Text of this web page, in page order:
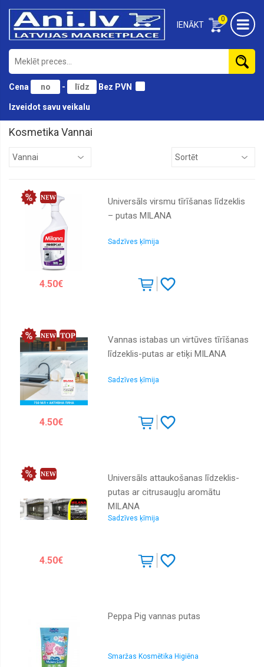
0
IENĀKT
Cena - Bez PVN
Izveidot savu veikalu
Ķermenim
Lūpām
Matiem
Medicīnas
Piederumi
Profesionālā
Rokām
Šampūns
Sejai
Vannai
Kosmetika Vannai
Universāls virsmu tīrīšanas līdzeklis
– putas MILANA
Sadzīves ķīmija
4.50€
Vannas istabas un virtūves tīrīšanas
līdzeklis-putas ar etiķi MILANA
Sadzīves ķīmija
4.50€
Universāls attaukošanas līdzeklis-
putas ar citrusaugļu aromātu
MILANA
Sadzīves ķīmija
4.50€
Peppa Pig vannas putas
Smaržas Kosmētika Higiēna